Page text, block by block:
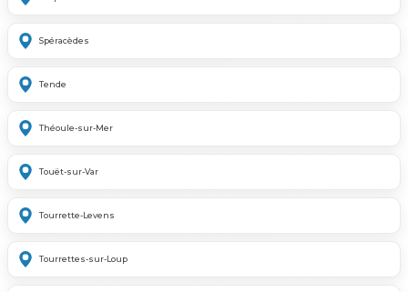
Spéracèdes
Tende
Théoule-sur-Mer
Touët-sur-Var
Tourrette-Levens
Tourrettes-sur-Loup